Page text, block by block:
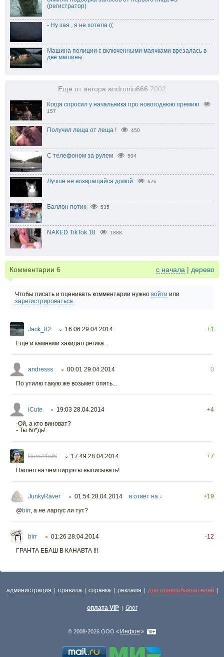
(регистратор)
- Ну зая , я не хотела ((
Машина полиции с включенными маячками врезалась в
две машины.
Еще от автора andronio666 7002
Когда спросил у начальника про новогоднюю премию
157
Получил леща от леща ! 450
С телефоном за рулем 504
Лучше не возвращайся домой 676
Баллон потик 535
NAKED TikTok 18 1888
Комментарии 6 с начала | дерево
Чтобы писать и оценивать комментарии нужно войти или
зарегистрироваться
Jack_82 ○ 16:06 29.04.2014
+1
Еще и камнями закидал регика...
andresss ○ 00:01 29.04.2014
0
По утилю такую же возьмет опять...
iCute ○ 19:03 28.04.2014
+4
-Ой, а кто виноват?
- Ты бл*дь!
Bars24ruS ○ 17:49 28.04.2014
+7
Нашел на чем пируэты выписывать!
JunkyRaver ○ 01:54 28.04.2014 в ответ на ↓
+19
@birr, а не ларгус ли тут?
birr ○ 01:26 28.04.2014
-12
ГРАНТА ЕБАШ В КАНАВТА !!!
администрация | правила | справка | реклама | для правообладателей |
оплата VIP | блог
© 2008-2026 ООО « Инфон »